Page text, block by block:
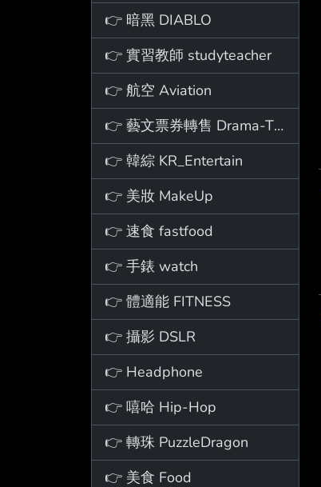
👉 暗黑 DIABLO
👉 實習教師 studyteacher
👉 航空 Aviation
👉 藝文票券轉售 Drama-Ticket
👉 韓綜 KR_Entertain
👉 美妝 MakeUp
👉 速食 fastfood
👉 手錶 watch
👉 體適能 FITNESS
👉 攝影 DSLR
👉 Headphone
👉 嘻哈 Hip-Hop
👉 轉珠 PuzzleDragon
👉 美食 Food